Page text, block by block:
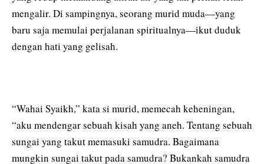
mengalir. Di sampingnya, seorang murid muda—yang
baru saja memulai perjalanan spiritualnya—ikut duduk
dengan hati yang gelisah.
“Wahai Syaikh,” kata si murid, memecah keheningan,
“aku mendengar sebuah kisah yang aneh. Tentang sebuah
sungai yang takut memasuki samudra. Bagaimana
mungkin sungai takut pada samudra? Bukankah samudra